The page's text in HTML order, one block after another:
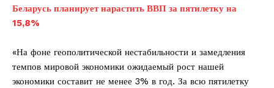
Беларусь планирует нарастить ВВП за пятилетку на
15,8%
«На фоне геополитической нестабильности и замедления
темпов мировой экономики ожидаемый рост нашей
экономики составит не менее 3% в год. За всю пятилетку